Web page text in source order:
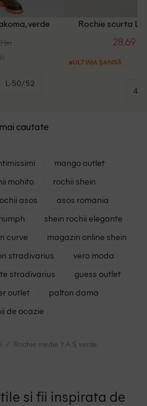
verde
lei
L-50/52
Rochie scurta
28.69
ULTIMA ȘANSĂ
42
cautate
mango outlet
mohito
rochii shein
asos
asos romania
shein rochii elegante
curve
magazin online shein
stradivarius
vero moda
stradivarius
guess outlet
outlet
palton dama
de ocazie
Rochie medie Y.A.S, verde
si fii inspirata de